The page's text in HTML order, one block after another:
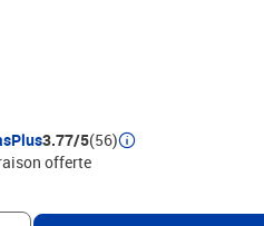
3.77/5(56)
offerte